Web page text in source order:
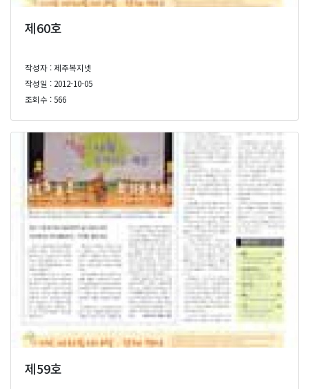
제60호
작성자 : 제주복지넷
작성일 : 2012-10-05
조회수 : 566
제59호